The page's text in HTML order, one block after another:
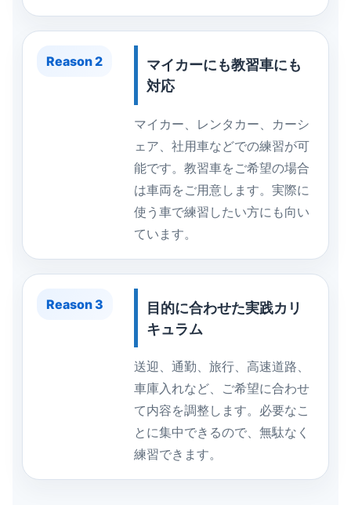
Reason 2
マイカーにも教習車にも
対応
マイカー、レンタカー、カーシ
ェア、社用車などでの練習が可
能です。教習車をご希望の場合
は車両をご用意します。実際に
使う車で練習したい方にも向い
ています。
Reason 3
目的に合わせた実践カリ
キュラム
送迎、通勤、旅行、高速道路、
車庫入れなど、ご希望に合わせ
て内容を調整します。必要なこ
とに集中できるので、無駄なく
練習できます。